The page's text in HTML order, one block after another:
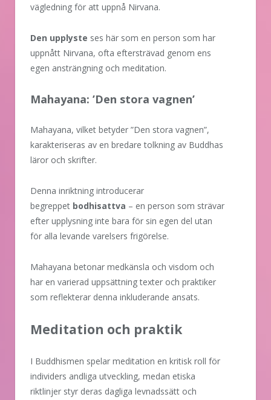
vägledning för att uppnå Nirvana.
Den upplyste ses här som en person som har
uppnått Nirvana, ofta eftersträvad genom ens
egen ansträngning och meditation.
Mahayana: ’Den stora vagnen’
Mahayana, vilket betyder ”Den stora vagnen”,
karakteriseras av en bredare tolkning av Buddhas
läror och skrifter.
Denna inriktning introducerar
begreppet bodhisattva – en person som strävar
efter upplysning inte bara för sin egen del utan
för alla levande varelsers frigörelse.
Mahayana betonar medkänsla och visdom och
har en varierad uppsättning texter och praktiker
som reflekterar denna inkluderande ansats.
Meditation och praktik
I Buddhismen spelar meditation en kritisk roll för
individers andliga utveckling, medan etiska
riktlinjer styr deras dagliga levnadssätt och